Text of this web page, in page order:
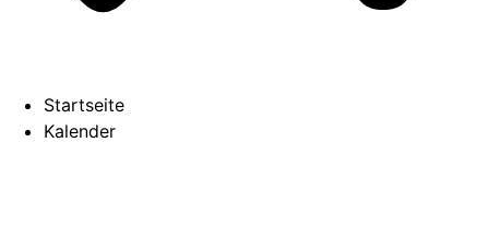
Startseite
Kalender